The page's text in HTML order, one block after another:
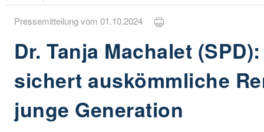
Pressemitteilung vom 01.10.2024
Dr. Tanja Machalet
sichert auskömmliche
junge Generation